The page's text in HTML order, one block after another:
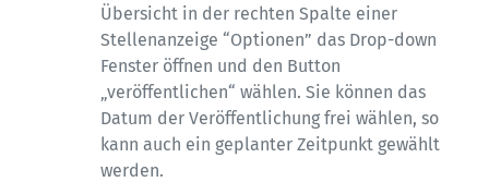
Übersicht in der rechten Spalte einer
Stellenanzeige “Optionen” das Drop-down
Fenster öffnen und den Button
„veröffentlichen“ wählen. Sie können das
Datum der Veröffentlichung frei wählen, so
kann auch ein geplanter Zeitpunkt gewählt
werden.